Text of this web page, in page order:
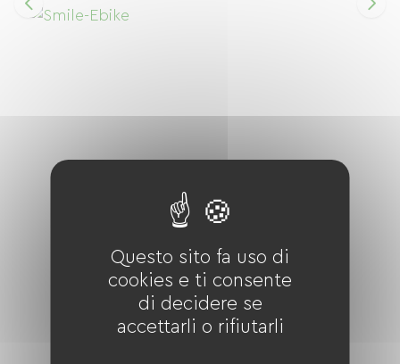
Questo sito fa uso di
cookies e ti consente
di decidere se
accettarli o rifiutarli